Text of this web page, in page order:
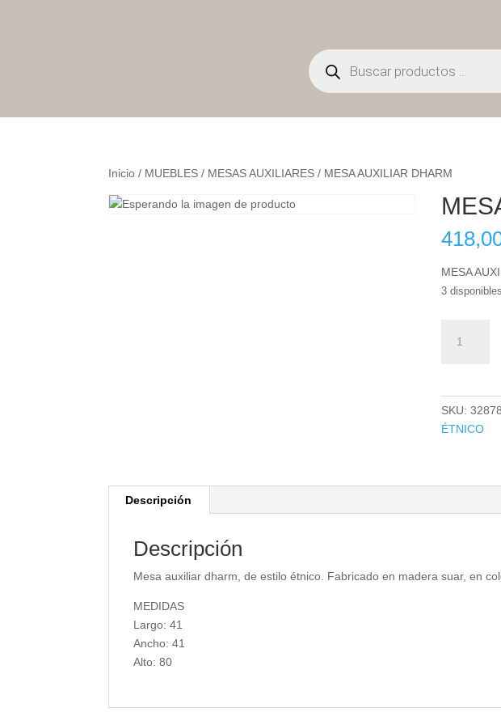
Búsqueda
de
productos
Inicio / MUEBLES / MESAS AUXILIARES / MESA AUXILIAR DHARM
MESA
3 disponibles
AUXILIAR
SKU:32878
ÉTNICO
Descripción
Descripción
Mesa auxiliar dharm, de estilo étnico. Fabricado en madera suar, en
MEDIDAS
Largo: 41
Ancho: 41
Alto: 80